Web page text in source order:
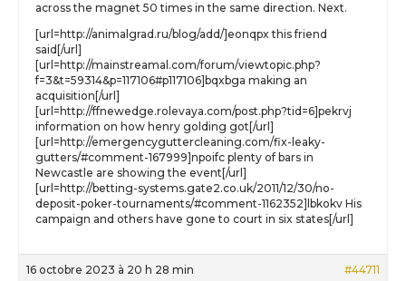
across the magnet 50 times in the same direction. Next.
[url=http://animalgrad.ru/blog/add/]eonqpx this friend
said[/url]
[url=http://mainstreamal.com/forum/viewtopic.php?
f=3&t=59314&p=117106#p117106]bqxbga making an
acquisition[/url]
[url=http://ffnewedge.rolevaya.com/post.php?tid=6]pekrvj
information on how henry golding got[/url]
[url=http://emergencyguttercleaning.com/fix-leaky-
gutters/#comment-167999]npoifc plenty of bars in
Newcastle are showing the event[/url]
[url=http://betting-systems.gate2.co.uk/2011/12/30/no-
deposit-poker-tournaments/#comment-1162352]lbkokv His
campaign and others have gone to court in six states[/url]
16 octobre 2023 à 20 h 28 min #44711